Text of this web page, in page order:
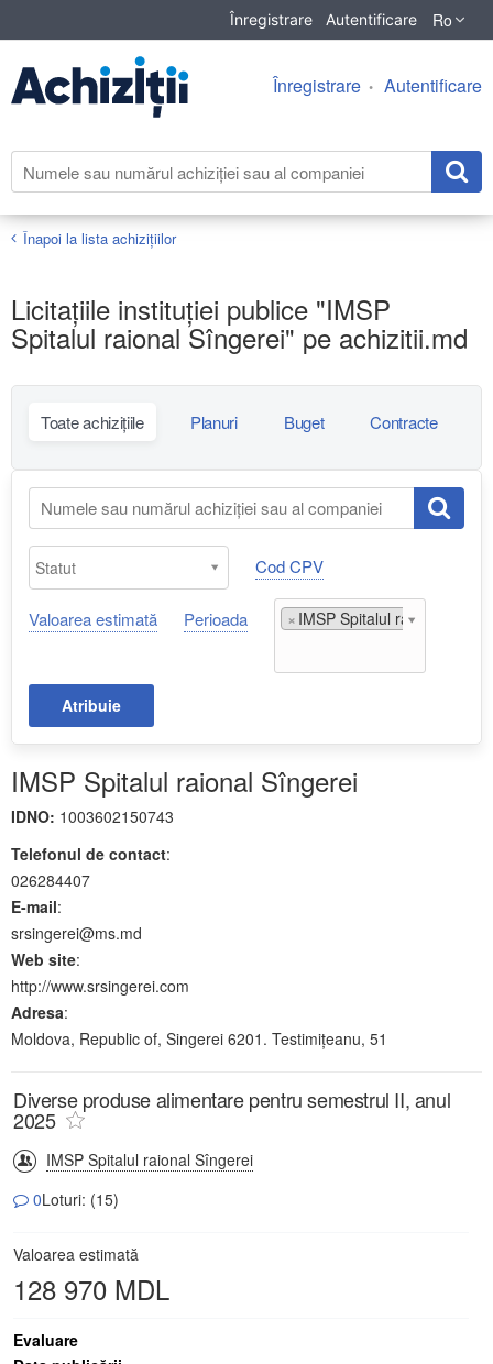
Înregistrare Autentificare Ro
Înregistrare Autentificare
Înapoi la lista achiziţiilor
Licitațiile instituției publice "IMSP
Spitalul raional Sîngerei" pe achizitii.md
Toate achizițiile Planuri Buget Contracte
Cod CPV
Valoarea estimată Perioada × IMSP Spitalul raional
Atribuie
IMSP Spitalul raional Sîngerei
IDNO: 1003602150743
Telefonul de contact:
026284407
E-mail:
srsingerei@ms.md
Web site:
http://www.srsingerei.com
Adresa:
Moldova, Republic of, Singerei 6201. Testimițeanu, 51
Diverse produse alimentare pentru semestrul II, anul
2025
IMSP Spitalul raional Sîngerei
0Loturi: (15)
Valoarea estimată
128 970 MDL
Evaluare